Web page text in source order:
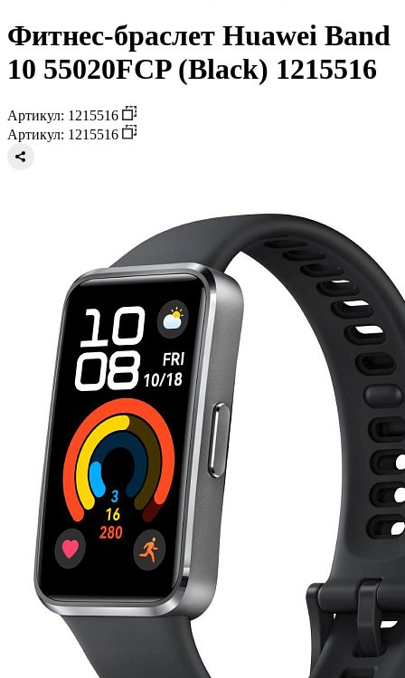
Фитнес-браслет Huawei Band
10 55020FCP (Black) 1215516
Артикул: 1215516
Артикул: 1215516